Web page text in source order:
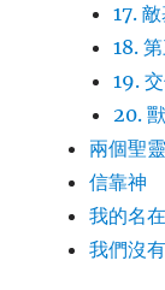
17.
18.
19.
20.
兩個聖靈
信靠神
我的名
我們沒